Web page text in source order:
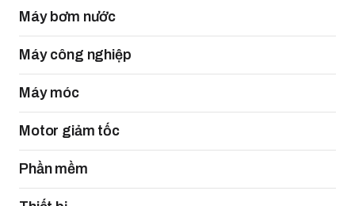
Máy bơm nước
Máy công nghiệp
Máy móc
Motor giảm tốc
Phần mềm